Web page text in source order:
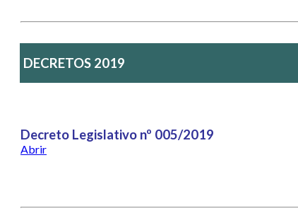
DECRETOS 2019
Decreto Legislativo nº 005/2019
Abrir